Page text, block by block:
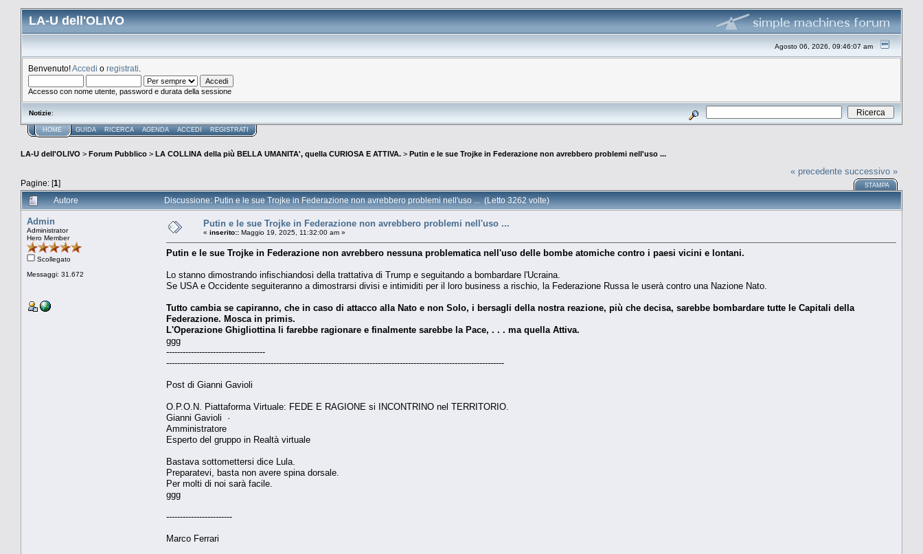
LA-U dell'OLIVO
Agosto 06, 2026, 09:46:07 am
Benvenuto!Accedi o registrati
Accesso con nome utente, password e durata della sessione
Notizie:
HOME GUIDA RICERCA AGENDA ACCEDI REGISTRATI
LA-U dell'OLIVO > Forum Pubblico > LA COLLINA della più BELLA UMANITA', quella CURIOSA E ATTIVA. > Putin e le sue Trojke in Federazione non avrebbero problemi nell'uso ...
Pagine: [1]
« precedente successivo »
STAMPA
Autore Discussione: Putin e le sue Trojke in Federazione non avrebbero problemi nell'uso ... (Letto 3262 volte)
Admin
Administrator
Hero Member
Scollegato
Messaggi: 31.672
Putin e le sue Trojke in Federazione non avrebbero problemi nell'uso ...
« inserito:: Maggio 19, 2025, 11:32:00 am »
Putin e le sue Trojke in Federazione non avrebbero nessuna problematica nell'uso delle bombe atomiche contro i paesi vicini e lontani.
Lo stanno dimostrando infischiandosi della trattativa di Trump e seguitando a bombardare l'Ucraina.
Se USA e Occidente seguiteranno a dimostrarsi divisi e intimiditi per il loro business a rischio, la Federazione Russa le userà contro una Nazione Nato.
Tutto cambia se capiranno, che in caso di attacco alla Nato e non Solo, i bersagli della nostra reazione, più che decisa, sarebbe bombardare tutte le Capitali della
Federazione. Mosca in primis.
L'Operazione Ghigliottina li farebbe ragionare e finalmente sarebbe la Pace, . . . ma quella Attiva.
ggg
------------------------------------
---------------------------------------------------------------------------------------------------------------------------
Post di Gianni Gavioli
O.P.O.N. Piattaforma Virtuale: FEDE E RAGIONE si INCONTRINO nel TERRITORIO.
Gianni Gavioli ·
Amministratore
Esperto del gruppo in Realtà virtuale
Bastava sottomettersi dice Lula.
Preparatevi, basta non avere spina dorsale.
Per molti di noi sarà facile.
ggg
------------------------
Marco Ferrari